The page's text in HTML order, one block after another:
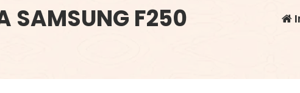
SAMSUNG F250